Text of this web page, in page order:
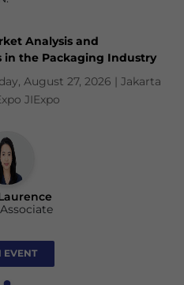
Analysis and
in the Packaging Industry
August 27, 2026 | Jakarta
JIExpo
EVENT